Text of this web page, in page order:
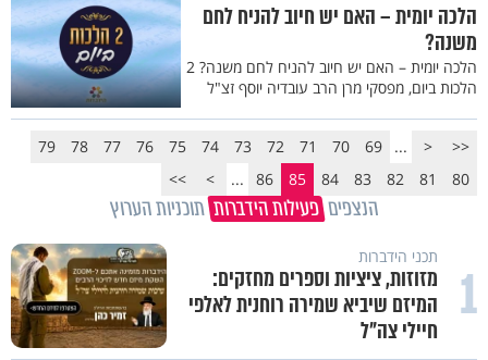
הלכה יומית – האם יש חיוב להניח לחם
משנה?
הלכה יומית – האם יש חיוב להניח לחם משנה? 2
הלכות ביום, מפסקי מרן הרב עובדיה יוסף זצ"ל
<<
<
...
69
70
71
72
73
74
75
76
77
78
79
80
81
82
83
84
85
86
...
>
>>
הנצפים פעילות הידברות תוכניות הערוץ
1 תכני הידברות
מזוזות, ציציות וספרים מחזקים:
המיזם שיביא שמירה רוחנית לאלפי
חיילי צה"ל